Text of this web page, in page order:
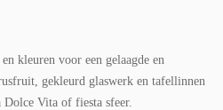
kleuren voor een gelaagde en
gekleurd glaswerk en tafellinnen
Vita of fiesta sfeer.